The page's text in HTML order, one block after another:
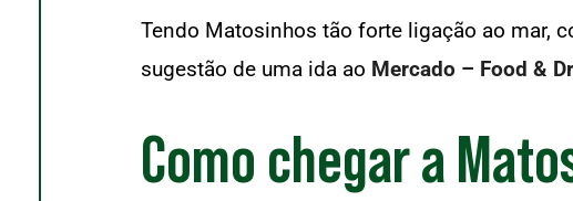
Tendo Matosinhos tão forte ligação ao mar,
sugestão de uma ida ao Mercado – Food &
Como chegar a